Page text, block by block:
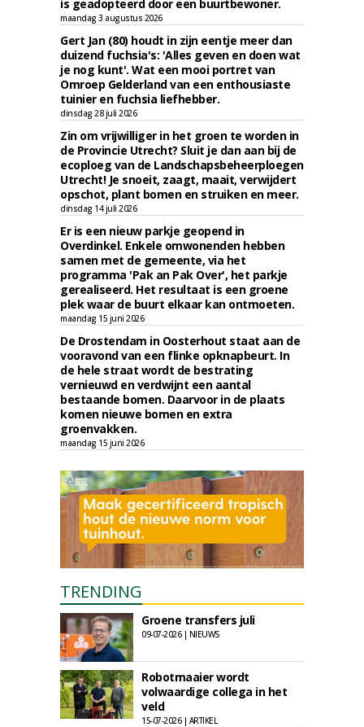
is geadopteerd door een buurtbewoner.
maandag 3 augustus 2026
Gert Jan (80) houdt in zijn eentje meer dan
duizend fuchsia's: 'Alles geven en doen wat
je nog kunt'. Wat een mooi portret van
Omroep Gelderland van een enthousiaste
tuinier en fuchsia liefhebber.
dinsdag 28 juli 2026
Zin om vrijwilliger in het groen te worden in
de Provincie Utrecht? Sluit je dan aan bij de
ecoploeg van de Landschapsbeheerploegen
Utrecht! Je snoeit, zaagt, maait, verwijdert
opschot, plant bomen en struiken en meer.
dinsdag 14 juli 2026
Er is een nieuw parkje geopend in
Overdinkel. Enkele omwonenden hebben
samen met de gemeente, via het
programma 'Pak an Pak Over', het parkje
gerealiseerd. Het resultaat is een groene
plek waar de buurt elkaar kan ontmoeten.
maandag 15 juni 2026
De Drostendam in Oosterhout staat aan de
vooravond van een flinke opknapbeurt. In
de hele straat wordt de bestrating
vernieuwd en verdwijnt een aantal
bestaande bomen. Daarvoor in de plaats
komen nieuwe bomen en extra
groenvakken.
maandag 15 juni 2026
TRENDING
Groene transfers juli
09-07-2026 | NIEUWS
Robotmaaier wordt
volwaardige collega in het
veld
15-07-2026 | ARTIKEL